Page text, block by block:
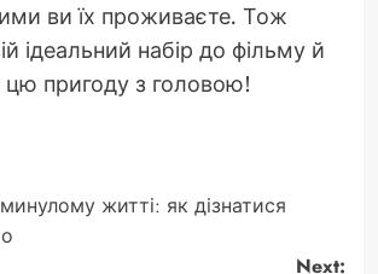
ви їх проживаєте. Тож
ідеальний набір до фільму й
цю пригоду з головою!
житті: як дізнатися
Next: